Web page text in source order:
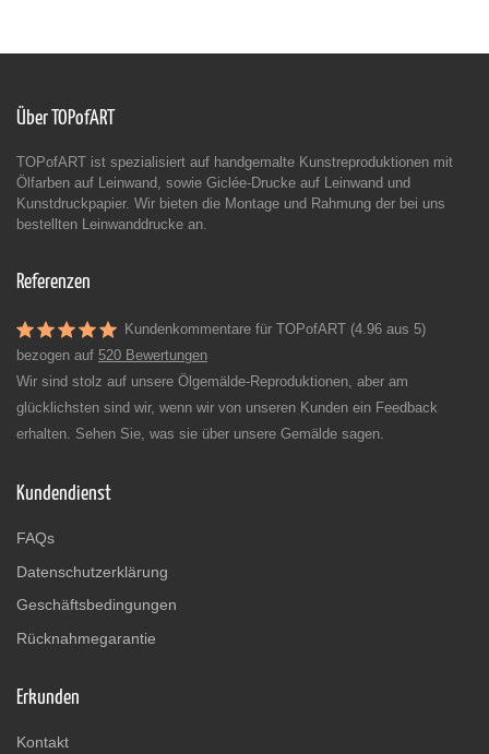
Über TOPofART
TOPofART ist spezialisiert auf handgemalte Kunstreproduktionen mit
Ölfarben auf Leinwand, sowie Giclée-Drucke auf Leinwand und
Kunstdruckpapier. Wir bieten die Montage und Rahmung der bei uns
bestellten Leinwanddrucke an.
Referenzen
Kundenkommentare für TOPofART (4.96 aus 5)
bezogen auf 520 Bewertungen
Wir sind stolz auf unsere Ölgemälde-Reproduktionen, aber am
glücklichsten sind wir, wenn wir von unseren Kunden ein Feedback
erhalten. Sehen Sie, was sie über unsere Gemälde sagen.
Kundendienst
FAQs
Datenschutzerklärung
Geschäftsbedingungen
Rücknahmegarantie
Erkunden
Kontakt